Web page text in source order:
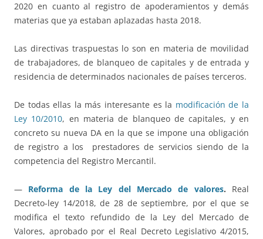
2020 en cuanto al registro de apoderamientos y demás
materias que ya estaban aplazadas hasta 2018.
Las directivas traspuestas lo son en materia de movilidad
de trabajadores, de blanqueo de capitales y de entrada y
residencia de determinados nacionales de países terceros.
De todas ellas la más interesante es la modificación de la
Ley 10/2010, en materia de blanqueo de capitales, y en
concreto su nueva DA en la que se impone una obligación
de registro a los prestadores de servicios siendo de la
competencia del Registro Mercantil.
— Reforma de la Ley del Mercado de valores. Real
Decreto-ley 14/2018, de 28 de septiembre, por el que se
modifica el texto refundido de la Ley del Mercado de
Valores, aprobado por el Real Decreto Legislativo 4/2015,